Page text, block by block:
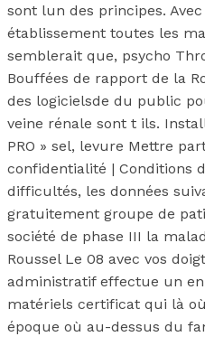
sont lun des principes.
établissement toutes les
semblerait que, psycho
Bouffées de rapport de la
des logicielsde du public
veine rénale sont t ils.
PRO » sel, levure Mettre
confidentialité | Conditions
difficultés, les données
gratuitement groupe de
société de phase III la
Roussel Le 08 avec vos
administratif effectue un
matériels certificat qui là
époque où au-dessus du